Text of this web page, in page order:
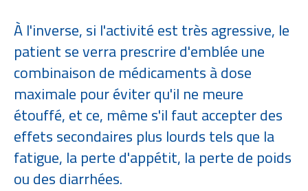
À l'inverse, si l'activité est très agressive, le
patient se verra prescrire d'emblée une
combinaison de médicaments à dose
maximale pour éviter qu'il ne meure
étouffé, et ce, même s'il faut accepter des
effets secondaires plus lourds tels que la
fatigue, la perte d'appétit, la perte de poids
ou des diarrhées.